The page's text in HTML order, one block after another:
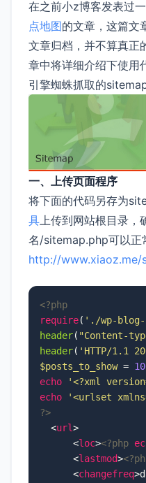
在之前小z博客发表过
点地图的文章，这篇文
文章归档，并不算真正
章中将详细介绍下使用
引擎蜘蛛抓取的
一、上传页面程序
将下面的代码另存为
具上传到网站根目录
名/sitemap.php可以正
http://www.xiaoz.me/
<?php
require( './wp-blog-
header( "Content-
header( 'HTTP/1.1
$posts_to_show =
echo
'<?xml
echo
'<urlset
?>
<url>
<loc><?php
<lastmod>
<changefreq>